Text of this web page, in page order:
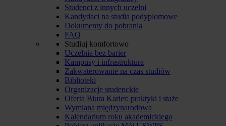
Studenci z innych uczelni
Kandydaci na studia podyplomowe
Dokumenty do pobrania
FAQ
Studiuj komfortowo
Uczelnia bez barier
Kampusy i infrastruktura
Zakwaterowanie na czas studiów
Biblioteki
Organizacje studenckie
Oferta Biura Karier: praktyki i staże
Wymiana międzynarodowa
Kalendarium roku akademickiego